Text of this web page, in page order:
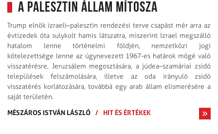
A Palesztin Állam mítosza
Trump elnök izraeli–palesztin rendezési terve csapást mér arra az
évtizedek óta sulykolt hamis látszatra, miszerint Izrael megszálló
hatalom lenne történelmi földjén, nemzetközi jogi
kötelezettsége lenne az úgynevezett 1967-es határok mögé való
visszatérésre, Jeruzsálem megosztására, a júdea–szamáriai zsidó
települések felszámolására, illetve az oda irányuló zsidó
visszatérés korlátozására, továbbá egy arab állam elismerésére a
saját területén.
MÉSZÁROS ISTVÁN LÁSZLÓ / HIT ÉS ÉRTÉKEK